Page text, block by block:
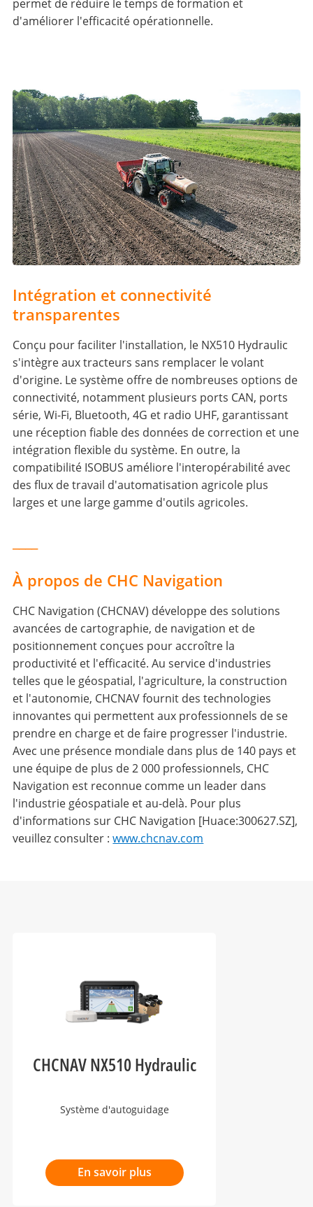
permet de réduire le temps de formation et
d'améliorer l'efficacité opérationnelle.
Intégration et connectivité
transparentes
Conçu pour faciliter l'installation, le NX510 Hydraulic
s'intègre aux tracteurs sans remplacer le volant
d'origine. Le système offre de nombreuses options de
connectivité, notamment plusieurs ports CAN, ports
série, Wi-Fi, Bluetooth, 4G et radio UHF, garantissant
une réception fiable des données de correction et une
intégration flexible du système. En outre, la
compatibilité ISOBUS améliore l'interopérabilité avec
des flux de travail d'automatisation agricole plus
larges et une large gamme d'outils agricoles.
À propos de CHC Navigation
CHC Navigation (CHCNAV) développe des solutions
avancées de cartographie, de navigation et de
positionnement conçues pour accroître la
productivité et l'efficacité. Au service d'industries
telles que le géospatial, l'agriculture, la construction
et l'autonomie, CHCNAV fournit des technologies
innovantes qui permettent aux professionnels de se
prendre en charge et de faire progresser l'industrie.
Avec une présence mondiale dans plus de 140 pays et
une équipe de plus de 2 000 professionnels, CHC
Navigation est reconnue comme un leader dans
l'industrie géospatiale et au-delà. Pour plus
d'informations sur CHC Navigation [Huace:300627.SZ],
veuillez consulter :www.chcnav.com
CHCNAV NX510 Hydraulic
Système d'autoguidage
En savoir plus